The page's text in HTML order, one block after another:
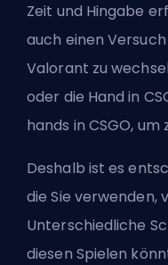
Zeit und Hingabe
auch einen
Valorant zu
oder die Hand in
hands in CSGO, um
Deshalb ist es
die Sie verwenden,
Unterschiedliche
diesen Spielen